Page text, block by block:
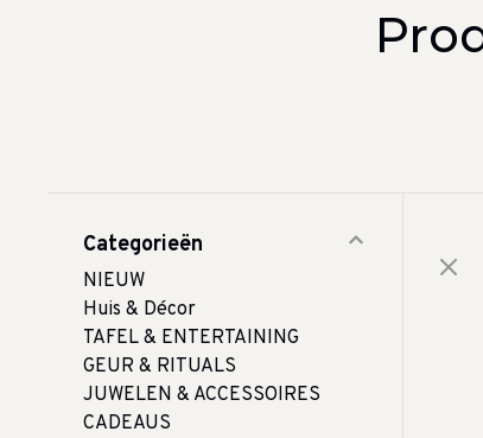
Categorieën
NIEUW
Huis & Décor
TAFEL & ENTERTAINING
GEUR & RITUALS
JUWELEN & ACCESSOIRES
CADEAUS